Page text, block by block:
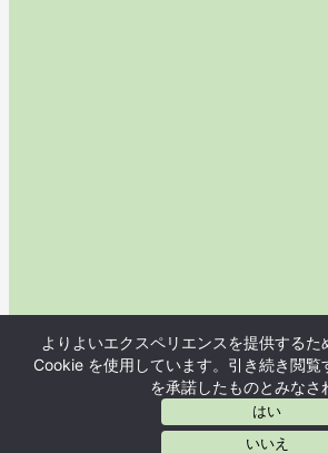
よりよいエクスペリエンスを提供する
Cookie を使用しています。引き続き閲
を承諾したものとみなさ
はい
いいえ